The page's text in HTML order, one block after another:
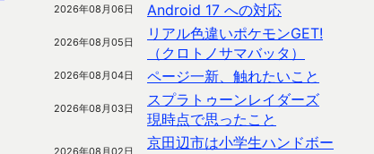
2026年08月06日 Android 17 への対応
2026年08月05日
リアル色違いポケモンGET!
（クロトノサマバッタ）
2026年08月04日 ページ一新、触れたいこと
2026年08月03日
スプラトゥーンレイダーズ
現時点で思ったこと
2026年08月02日
京田辺市は小学生ハンドボー